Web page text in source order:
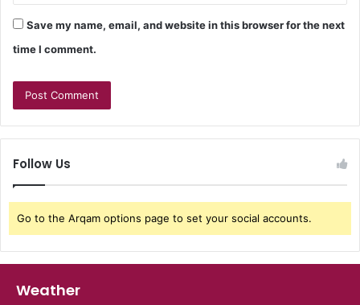
Save my name, email, and website in this browser for the next
time I comment.
Follow Us
Go to the Arqam options page to set your social accounts.
Weather